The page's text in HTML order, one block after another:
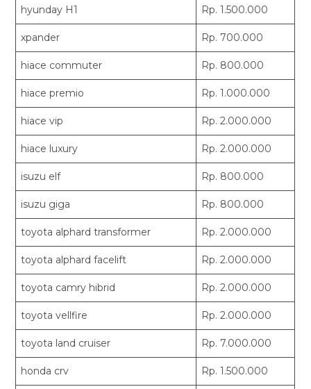
hyunday H1 Rp. 1.500.000
xpander Rp. 700.000
hiace commuter Rp. 800.000
hiace premio Rp. 1.000.000
hiace vip Rp. 2.000.000
hiace luxury Rp. 2.000.000
isuzu elf Rp. 800.000
isuzu giga Rp. 800.000
toyota alphard transformer Rp. 2.000.000
toyota alphard facelift Rp. 2.000.000
toyota camry hibrid Rp. 2.000.000
toyota vellfire Rp. 2.000.000
toyota land cruiser Rp. 7.000.000
honda crv Rp. 1.500.000